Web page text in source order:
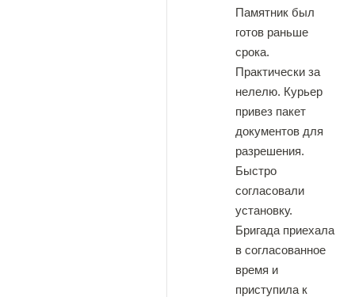
Памятник был
готов раньше
срока.
Практически за
нелелю. Курьер
привез пакет
документов для
разрешения.
Быстро
согласовали
установку.
Бригада приехала
в согласованное
время и
приступила к